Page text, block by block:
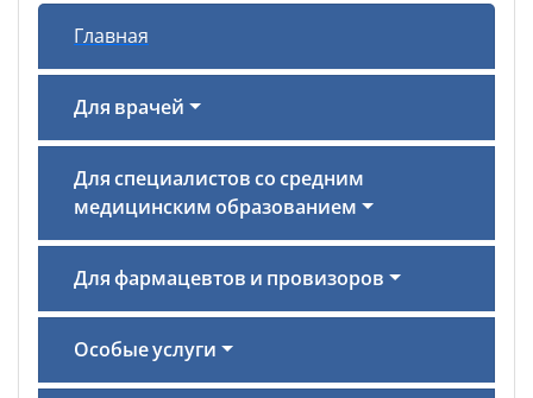
Главная
Для врачей
Для специалистов со средним
медицинским образованием
Для фармацевтов и провизоров
Особые услуги